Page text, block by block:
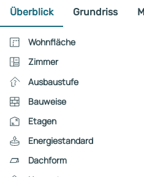
Überblick Grundriss
Wohnfläche
Zimmer
Ausbaustufe
Bauweise
Etagen
Energiestandard
Dachform